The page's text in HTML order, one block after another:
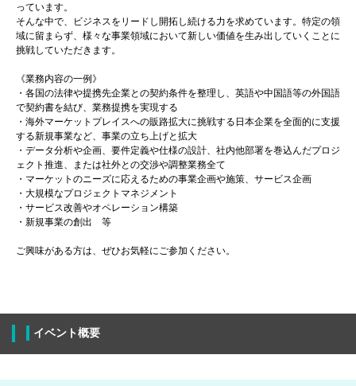
っています。
そんな中で、ビジネスをリードし開拓し続ける力を求めています。特定の領
域に留まらず、様々な事業領域において新しい価値を生み出していくことに
挑戦していただきます。
《業務内容の一例》
・各国の法律や提携先企業との契約条件を整理し、英語や中国語等の外国語
で契約書を結び、業務提携を実現する
・海外マーケットプレイスへの販路拡大に挑戦する日本企業を全面的に支援
する新規事業など、事業の立ち上げと拡大
・データ分析や企画、要件定義や仕様の設計、社内他部署を巻込んだプロジ
ェクト推進、または社外との交渉や調整業務全て
・マーケットのニーズに応えるための事業企画や施策、サービス企画
・大規模なプロジェクトマネジメント
・サービス改善やオペレーション構築
・新規事業の創出 等
ご興味がある方は、ぜひお気軽にご参加ください。
イベント概要